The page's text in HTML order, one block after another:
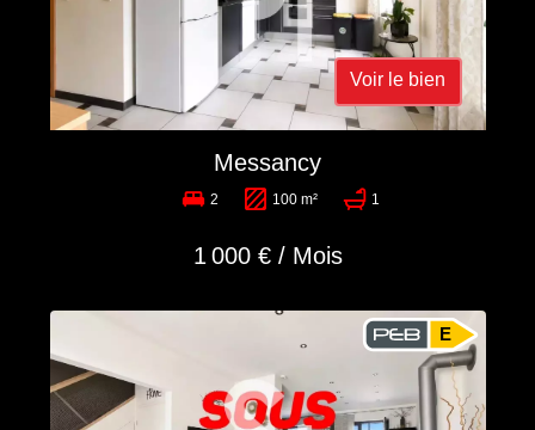
Voir le bien
Messancy
2 100 m² 1
1 000 € / Mois
E